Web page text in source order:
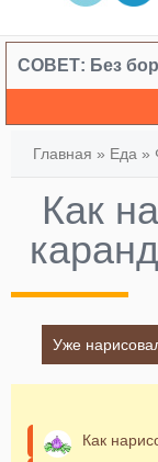
СОВЕТ: Без
Главная » Еда »
Как
Уже
Как